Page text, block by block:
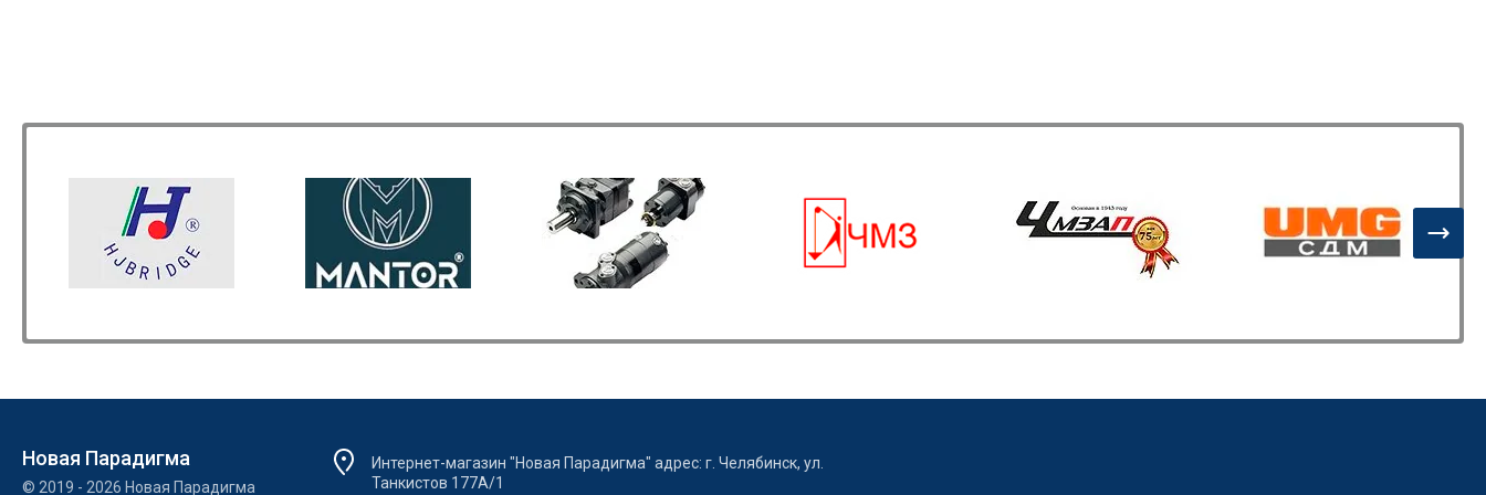
Новая Парадигма
© 2019 - 2026 Новая Парадигма
Интернет-магазин "Новая Парадигма" адрес: г. Челябинск, ул.
Танкистов 177А/1